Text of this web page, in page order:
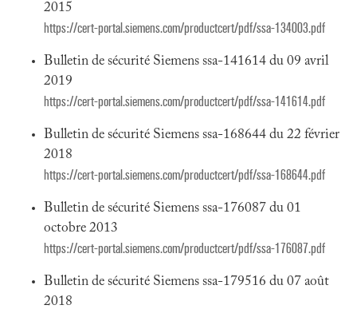
2015
https://cert-portal.siemens.com/productcert/pdf/ssa-134003.pdf
Bulletin de sécurité Siemens ssa-141614 du 09 avril
2019
https://cert-portal.siemens.com/productcert/pdf/ssa-141614.pdf
Bulletin de sécurité Siemens ssa-168644 du 22 février
2018
https://cert-portal.siemens.com/productcert/pdf/ssa-168644.pdf
Bulletin de sécurité Siemens ssa-176087 du 01
octobre 2013
https://cert-portal.siemens.com/productcert/pdf/ssa-176087.pdf
Bulletin de sécurité Siemens ssa-179516 du 07 août
2018